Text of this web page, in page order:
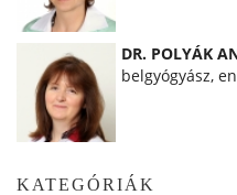
DR. POLYÁK
belgyógyász,
KATEGÓRIÁK